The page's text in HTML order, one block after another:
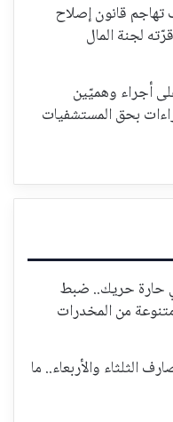
قانون إصلاح
لجنة المال
أجراء وهميّين
بحق المستشفيات
حارة حريك.. ضبط
من المخدرات
الثلثاء والأربعاء.. ما